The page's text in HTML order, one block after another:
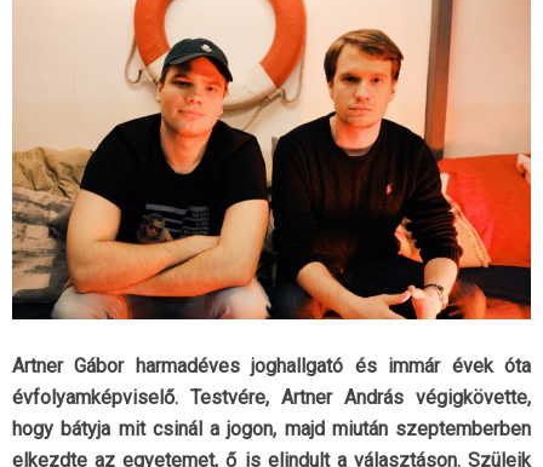
Artner Gábor harmadéves joghallgató és immár évek óta
évfolyamképviselő. Testvére, Artner András végigkövette,
hogy bátyja mit csinál a jogon, majd miután szeptemberben
elkezdte az egyetemet, ő is elindult a választáson. Szüleik